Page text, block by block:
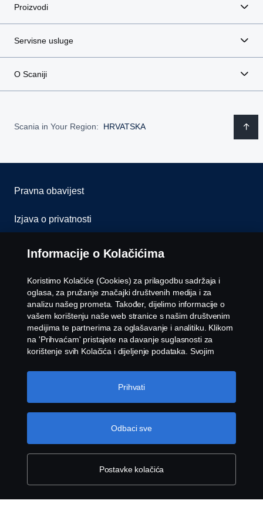
E-mail
Uloga u tvrtci
Odaberite vašu ulogu u tvrtci
VLASNIK
VODITELJ NABAVE
VOZAČ
Vaša poruka
Uvjeti i odredbe nalaze seovdje.
Pošalji
Proizvodi
Servisne usluge
O Scaniji
Scania in Your Region: HRVATSKA
Pravna obavijest
Izjava o privatnosti
Kolačići
Kontaktirajte nas
Whistleblowing
Postavke Kolačića
© Copyright Scania 2026 Sva prava pridržana.
Scania Hrvatska d.o.o. Karlovačka cesta 96, 10250
Lučko, Hrvatska, tel. +385 1 333 0 111.
Informacije o Kolačićima
Koristimo Kolačiće (Cookies) za prilagodbu sadržaja i
oglasa, za pružanje značajki društvenih medija i za
analizu našeg prometa. Također, dijelimo informacije o
vašem korištenju naše web stranice s našim društvenim
medijima te partnerima za oglašavanje i analitiku. Klikom
na 'Prihvaćam' pristajete na davanje suglasnosti za
korištenje svih Kolačića i dijeljenje podataka. Svojim
Kolačića' i odabirom kategorija koje želite prihvatiti. Za
detaljnije objašnjenje o tome kako koristimo Kolačiće,
Postavke kolačića
Odbaci sve
Prihvati